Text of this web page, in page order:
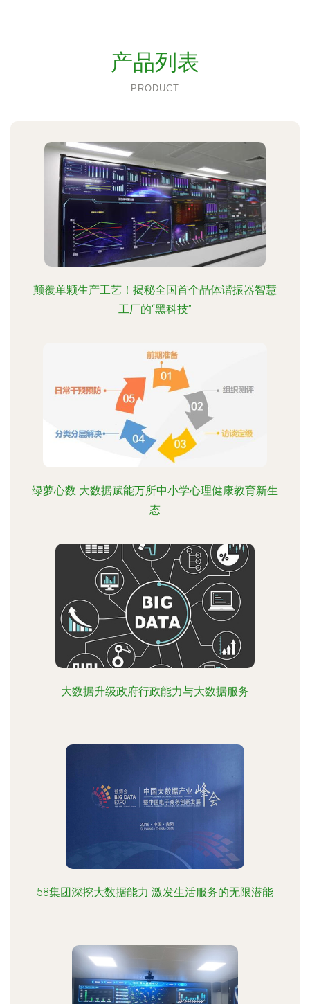
产品列表
PRODUCT
颠覆单颗生产工艺！揭秘全国首个晶体谐振器智慧
工厂的“黑科技”
绿萝心数 大数据赋能万所中小学心理健康教育新生
态
大数据升级政府行政能力与大数据服务
58集团深挖大数据能力 激发生活服务的无限潜能